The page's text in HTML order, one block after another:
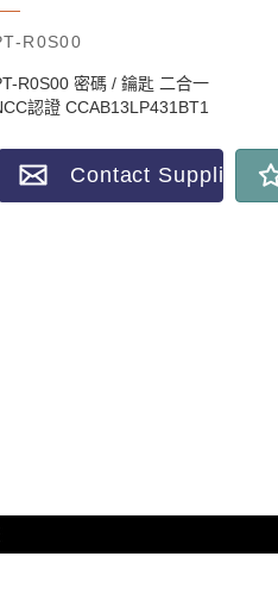
R0S00
R0S00 密碼 / 鑰匙 二合一
認證 CCAB13LP431BT1
Contact Supplier